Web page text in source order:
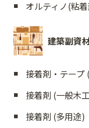
オルティノ(粘
建築副資
接着剤・テープ
接着剤 (一般木
接着剤 (多用途)